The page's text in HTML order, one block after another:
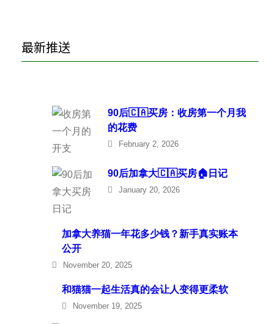
最新推送
90后🇨🇦买房：收房第一个月我
的花费
February 2, 2026
90后加拿大🇨🇦买房🏠日记
January 20, 2026
加拿大养猫一年花多少钱？新手真实账本
公开
November 20, 2025
和猫猫一起生活真的会让人变得更柔软
November 19, 2025